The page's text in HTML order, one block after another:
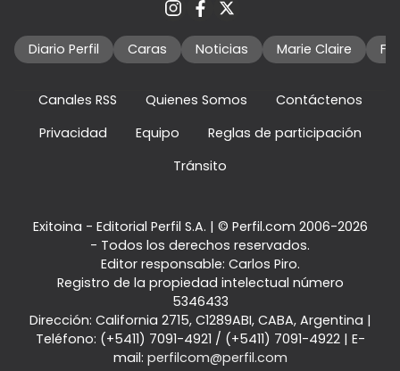
Diario Perfil Caras Noticias Marie Claire
Canales RSS Quienes Somos
Contáctenos
Privacidad
Equipo
Reglas de participación
Tránsito
Exitoina - Editorial Perfil S.A. | © Perfil.com 2006-2026
- Todos los derechos reservados.
Editor responsable: Carlos Piro.
Registro de la propiedad intelectual número
5346433
Dirección: California 2715, C1289ABI, CABA, Argentina |
Teléfono: (+5411) 7091-4921 / (+5411) 7091-4922| E-
mail: perfilcom@perfil.com